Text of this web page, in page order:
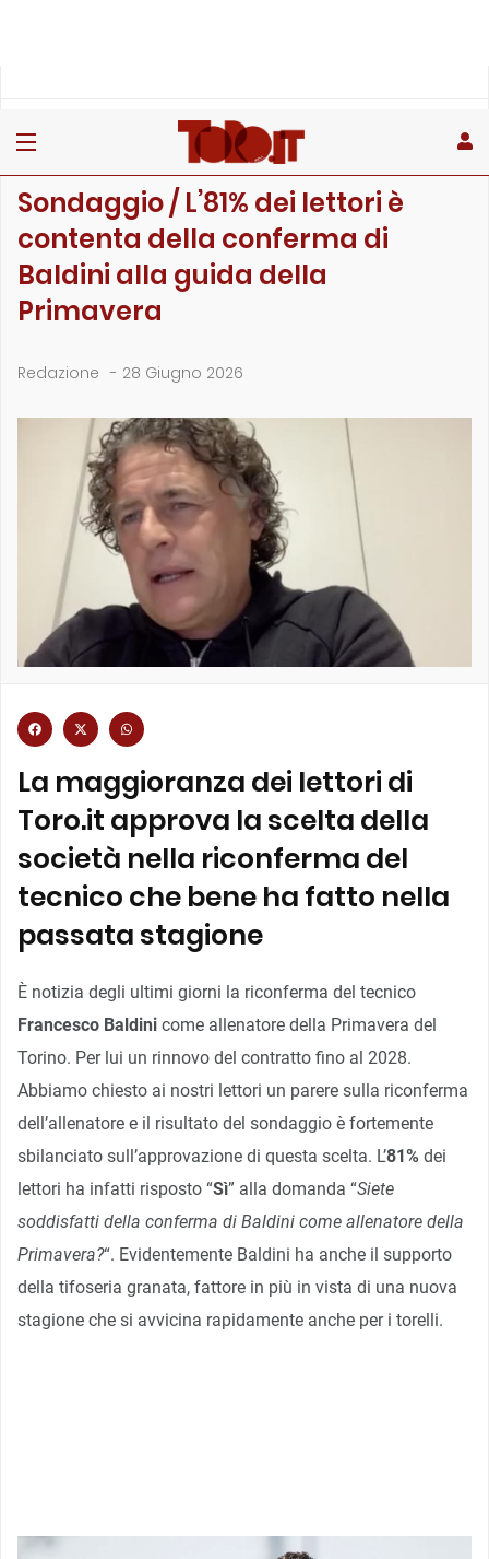
Sondaggio / L’81% dei lettori è
contenta della conferma di
Baldini alla guida della
Primavera
Redazione - 28 Giugno 2026
La maggioranza dei lettori di
Toro.it approva la scelta della
società nella riconferma del
tecnico che bene ha fatto nella
passata stagione
È notizia degli ultimi giorni la riconferma del tecnico
Francesco Baldini come allenatore della Primavera del
Torino. Per lui un rinnovo del contratto fino al 2028.
Abbiamo chiesto ai nostri lettori un parere sulla riconferma
dell’allenatore e il risultato del sondaggio è fortemente
sbilanciato sull’approvazione di questa scelta. L’81% dei
lettori ha infatti risposto “Sì” alla domanda “Siete
soddisfatti della conferma di Baldini come allenatore della
Primavera?“. Evidentemente Baldini ha anche il supporto
della tifoseria granata, fattore in più in vista di una nuova
stagione che si avvicina rapidamente anche per i torelli.